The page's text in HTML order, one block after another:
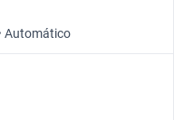
Automático